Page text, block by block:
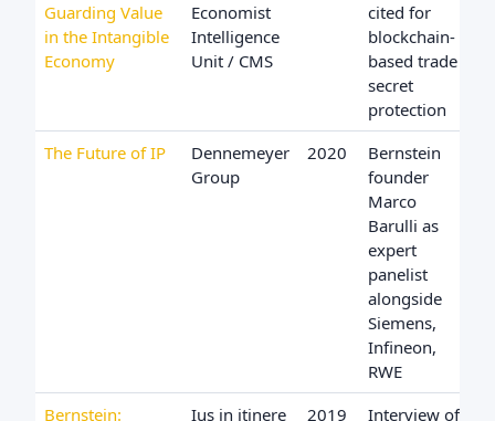
Guarding Value
in the Intangible
Economy
Economist
Intelligence
Unit / CMS
cited for
blockchain-
based trade
secret
protection
The Future of IP
Dennemeyer
Group
2020
Bernstein
founder
Marco
Barulli as
expert
panelist
alongside
Siemens,
Infineon,
RWE
Bernstein:
Ius in itinere 2019 Interview of